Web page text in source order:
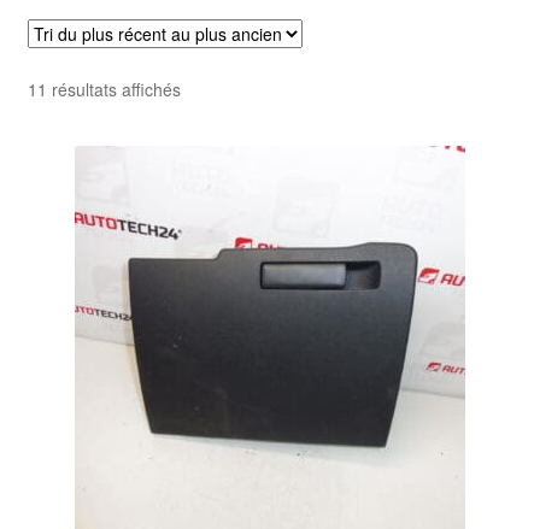
Politique de confidentialité
Procédure de Réclamation
Termes et conditions
11 résultats affichésTrié
ancien